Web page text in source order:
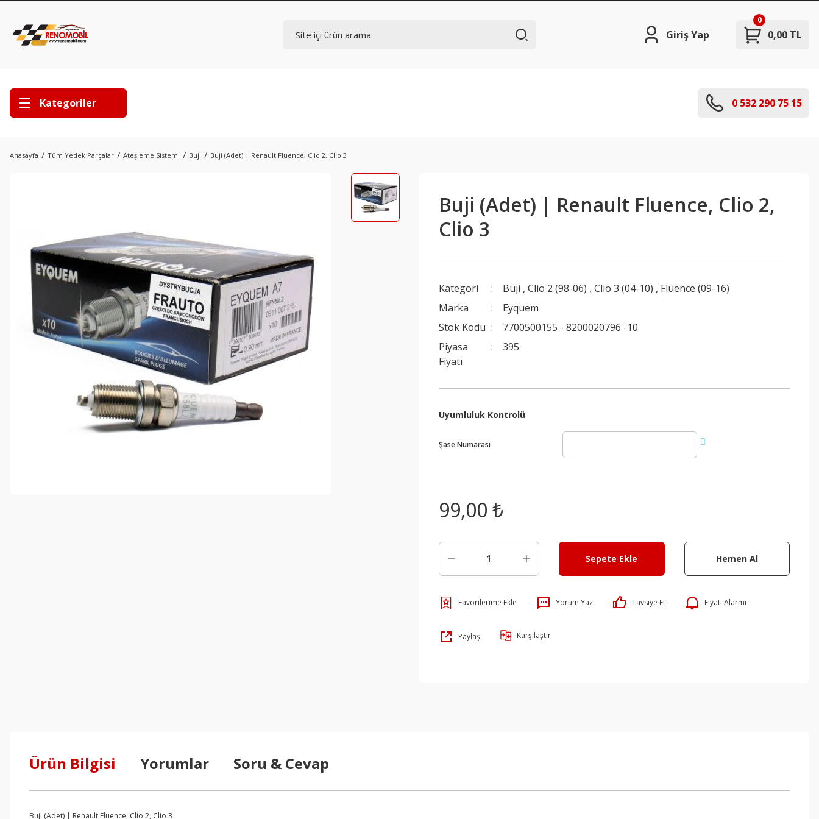
Giriş Yap 0,00 TL
0
Kategoriler 0 532 290 75 15
Anasayfa Tüm Yedek Parçalar Ateşleme Sistemi Buji Buji (Adet) | Renault Fluence, Clio 2, Clio 3
Buji (Adet) | Renault Fluence, Clio 2,
Clio 3
Kategori Buji ,Clio 2 (98-06) ,Clio 3 (04-10) , Fluence (09-16)
Marka
Eyquem
Stok Kodu
7700500155 - 8200020796 -10
Piyasa
Fiyatı
395
Uyumluluk Kontrolü
Şase Numarası
99,00 ₺
Sepete Ekle Hemen Al
Yorum Yaz Tavsiye Et Fiyatı Alarmı
Paylaş Karşılaştır
Ürün Bilgisi Yorumlar Soru & Cevap
Buji (Adet) | Renault Fluence, Clio 2, Clio 3